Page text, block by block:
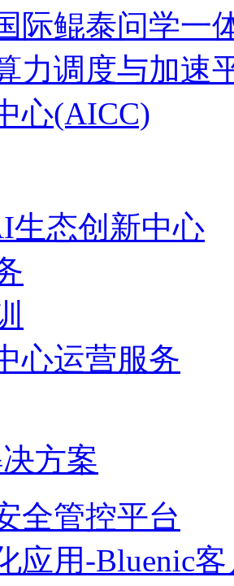
际鲲泰问学一
力调度与加速
心(AICC)
生态创新中心
心运营服务
方案
全管控平台
应用-Bluenic